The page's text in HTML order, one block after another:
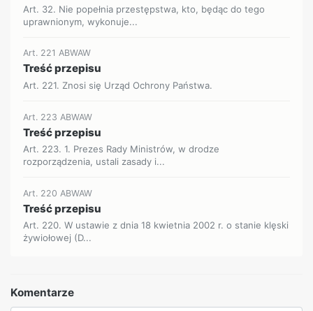
Art. 32. Nie popełnia przestępstwa, kto, będąc do tego
uprawnionym, wykonuje...
Art. 221 ABWAW
Treść przepisu
Art. 221. Znosi się Urząd Ochrony Państwa.
Art. 223 ABWAW
Treść przepisu
Art. 223. 1. Prezes Rady Ministrów, w drodze
rozporządzenia, ustali zasady i...
Art. 220 ABWAW
Treść przepisu
Art. 220. W ustawie z dnia 18 kwietnia 2002 r. o stanie klęski
żywiołowej (D...
Komentarze